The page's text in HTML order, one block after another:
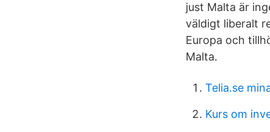
just Malta är
väldigt liberalt
Europa och
Malta.
Telia.se
Kurs om